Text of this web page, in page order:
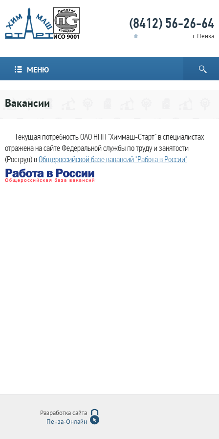
(8412) 56-26-64
г. Пенза
МЕНЮ
Вакансии
Текущая потребность ОАО НПП "Химмаш-Старт" в специалистах
отражена на сайте Федеральной службы по труду и занятости
(Роструд) вОбщероссийской базе вакансий "Работа в России"
.
Разработка сайта
Пенза-Онлайн